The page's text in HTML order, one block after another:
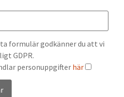
formulär godkänner du att vi
GDPR.
personuppgifter här